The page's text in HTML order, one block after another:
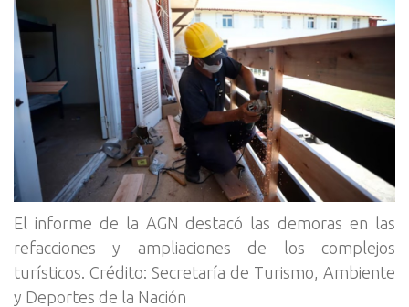
El informe de la AGN destacó las demoras en las
refacciones y ampliaciones de los complejos
turísticos. Crédito: Secretaría de Turismo, Ambiente
y Deportes de la Nación